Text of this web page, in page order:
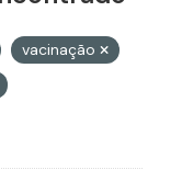
vacinação